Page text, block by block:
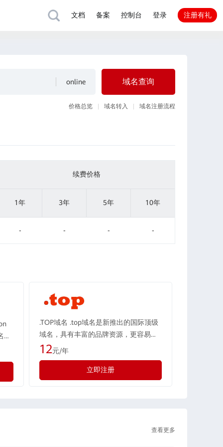
文档 备案 控制台 登录 注册有礼
域名查询
价格总览 域名转入 域名注册流程
续费价格
1年 3年 5年 10年
- - - -
，
个
.TOP域名 .top域名是新推出的国际顶级
域名，具有丰富的品牌资源，更容易注
册到有意义、简短、易记的域名。top域
席”“顶端”等正能量意思，中文音译
为“突破”，旨在创造一个“高端定位，突
12元/年
立即注册
查看更多